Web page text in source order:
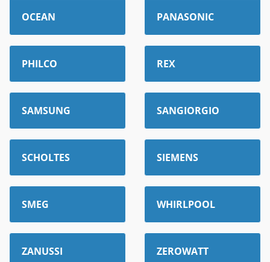
OCEAN PANASONIC
PHILCO REX
SAMSUNG SANGIORGIO
SCHOLTES SIEMENS
SMEG WHIRLPOOL
ZANUSSI ZEROWATT